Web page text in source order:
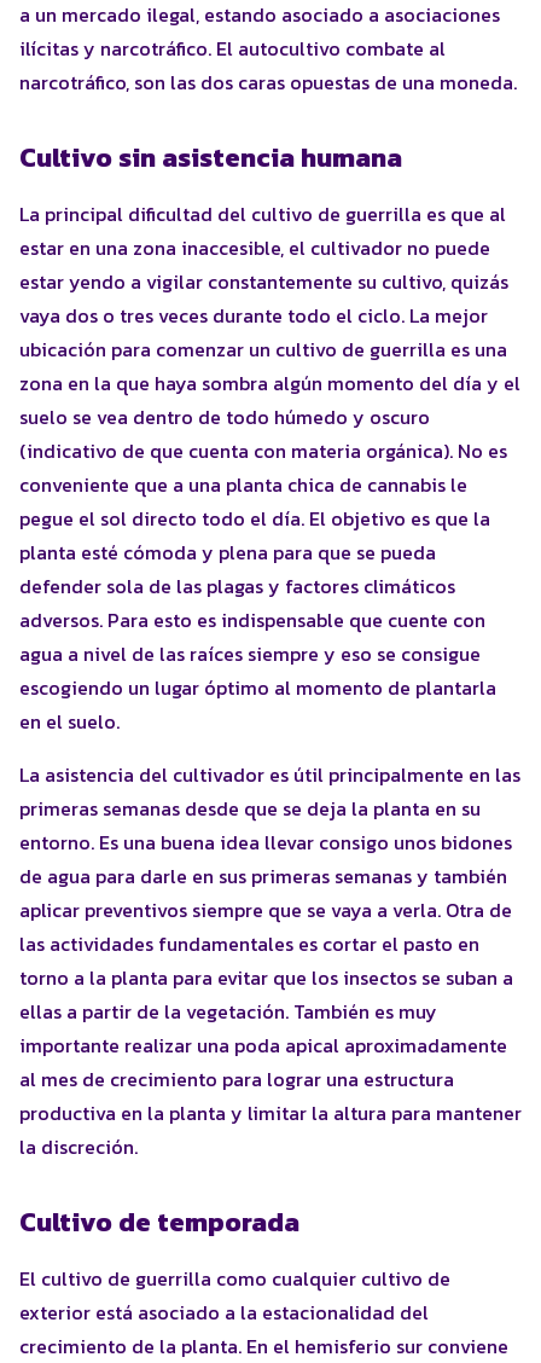
a un mercado ilegal, estando asociado a asociaciones
ilícitas y narcotráfico. El autocultivo combate al
narcotráfico, son las dos caras opuestas de una moneda.
Cultivo sin asistencia humana
La principal dificultad del cultivo de guerrilla es que al
estar en una zona inaccesible, el cultivador no puede
estar yendo a vigilar constantemente su cultivo, quizás
vaya dos o tres veces durante todo el ciclo. La mejor
ubicación para comenzar un cultivo de guerrilla es una
zona en la que haya sombra algún momento del día y el
suelo se vea dentro de todo húmedo y oscuro
(indicativo de que cuenta con materia orgánica). No es
conveniente que a una planta chica de cannabis le
pegue el sol directo todo el día. El objetivo es que la
planta esté cómoda y plena para que se pueda
defender sola de las plagas y factores climáticos
adversos. Para esto es indispensable que cuente con
agua a nivel de las raíces siempre y eso se consigue
escogiendo un lugar óptimo al momento de plantarla
en el suelo.
La asistencia del cultivador es útil principalmente en las
primeras semanas desde que se deja la planta en su
entorno. Es una buena idea llevar consigo unos bidones
de agua para darle en sus primeras semanas y también
aplicar preventivos siempre que se vaya a verla. Otra de
las actividades fundamentales es cortar el pasto en
torno a la planta para evitar que los insectos se suban a
ellas a partir de la vegetación. También es muy
importante realizar una poda apical aproximadamente
al mes de crecimiento para lograr una estructura
productiva en la planta y limitar la altura para mantener
la discreción.
Cultivo de temporada
El cultivo de guerrilla como cualquier cultivo de
exterior está asociado a la estacionalidad del
crecimiento de la planta. En el hemisferio sur conviene